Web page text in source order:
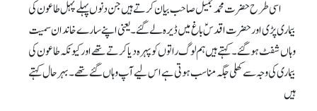
اسی طرح حضرت محمد جمیل صاحب بیان کرتے ہیں جن دنوں پہلے پہل طاعون کی
بیماری پڑی اور حضرت اقدسؑ باغ میں ڈیرہ لے گئے۔یعنی اپنے سارے خاندان سمیت
وہاں شفٹ ہو گئے۔کہتے ہیں ہم لوگ راتوں کو پہرہ دیا کرتے تھے اور کیونکہ طاعون کی
بیماری کی وجہ سے کھلی جگہ مناسب ہوتی ہے اس لیے آپ وہاں گئے تھے۔ بہرحال کہتے
ہیں